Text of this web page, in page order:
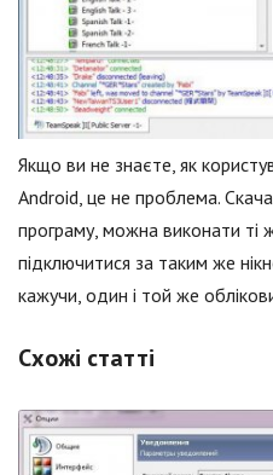
Якщо ви не знаєте, як
Android, це не проблема.
програму, можна виконати ті
підключитися за таким же
кажучи, один і той же
Схожі статті